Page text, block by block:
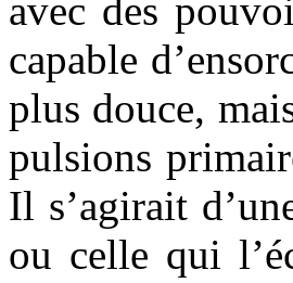
avec des
capable
plus douce,
pulsions
Il s’agirait
ou celle qui